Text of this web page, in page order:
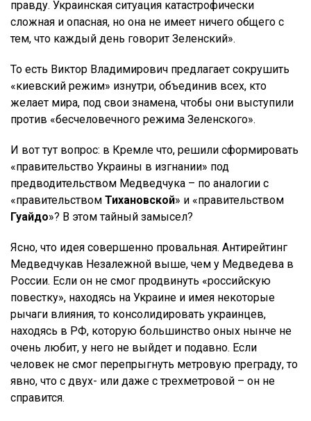
правду. Украинская ситуация катастрофически
сложная и опасная, но она не имеет ничего общего с
тем, что каждый день говорит Зеленский».
То есть Виктор Владимирович предлагает сокрушить
«киевский режим» изнутри, объединив всех, кто
желает мира, под свои знамена, чтобы они выступили
против «бесчеловечного режима Зеленского».
И вот тут вопрос: в Кремле что, решили сформировать
«правительство Украины в изгнании» под
предводительством Медведчука – по аналогии с
«правительством Тихановской» и «правительством
Гуайдо»? В этом тайный замысел?
Ясно, что идея совершенно провальная. Антирейтинг
Медведчукав Незалежной выше, чем у Медведева в
России. Если он не смог продвинуть «российскую
повестку», находясь на Украине и имея некоторые
рычаги влияния, то консолидировать украинцев,
находясь в РФ, которую большинство оных нынче не
очень любит, у него не выйдет и подавно. Если
человек не смог перепрыгнуть метровую преграду, то
явно, что с двух- или даже с трехметровой – он не
справится.